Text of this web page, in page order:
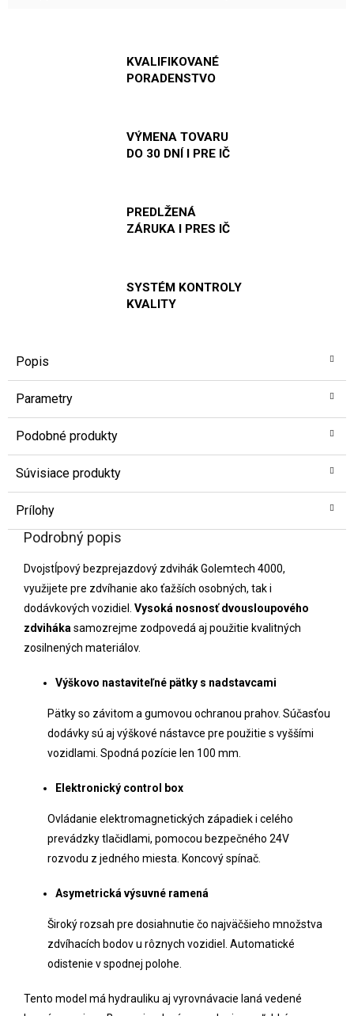
KVALIFIKOVANÉ
PORADENSTVO
VÝMENA TOVARU
DO 30 DNÍ I PRE IČ
PREDLŽENÁ
ZÁRUKA I PRES IČ
SYSTÉM KONTROLY
KVALITY
Popis
Parametry
Podobné produkty
Súvisiace produkty
Prílohy
Podrobný popis
Dvojstĺpový bezprejazdový zdvihák Golemtech 4000,
využijete pre zdvíhanie ako ťažších osobných, tak i
dodávkových vozidiel. Vysoká nosnosť dvousloupového
zdviháka samozrejme zodpovedá aj použitie kvalitných
zosilnených materiálov.
Výškovo nastaviteľné pätky s nadstavcami
Pätky so závitom a gumovou ochranou prahov. Súčasťou
dodávky sú aj výškové nástavce pre použitie s vyššími
vozidlami. Spodná pozície len 100 mm.
Elektronický control box
Ovládanie elektromagnetických západiek i celého
prevádzky tlačidlami, pomocou bezpečného 24V
rozvodu z jedného miesta. Koncový spínač.
Asymetrická výsuvné ramená
Široký rozsah pre dosiahnutie čo najväčšieho množstva
zdvíhacích bodov u rôznych vozidiel. Automatické
odistenie v spodnej polohe.
Tento model má hydrauliku aj vyrovnávacie laná vedené